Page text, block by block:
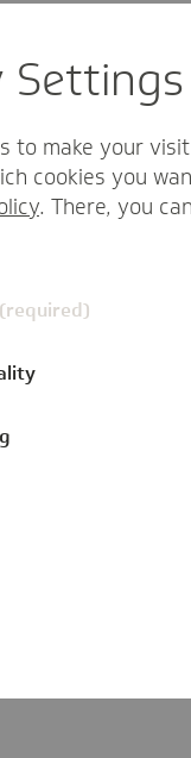
anderer schaffen.
Settings
to make your
cookies you
. There, you